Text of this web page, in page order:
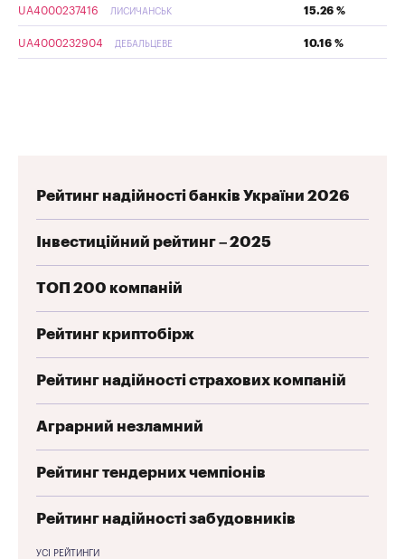
UA4000237416 ЛИСИЧАНСЬК 15.26 %
UA4000232904 ДЕБАЛЬЦЕВЕ 10.16 %
Рейтинг надійності банків України 2026
Інвестиційний рейтинг – 2025
ТОП 200 компаній
Рейтинг криптобірж
Рейтинг надійності страхових компаній
Аграрний незламний
Рейтинг тендерних чемпіонів
Рейтинг надійності забудовників
УСІ РЕЙТИНГИ